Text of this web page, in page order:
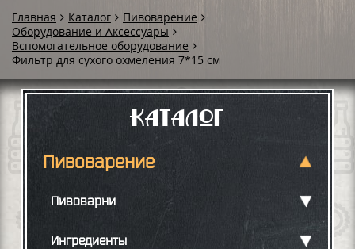
Главная Каталог
Пивоварение
Оборудование и Аксессуары
Вспомогательное оборудование
Фильтр для сухого охмеления 7*15 см
Каталог
Пивоварение
Пивоварни
Ингредиенты